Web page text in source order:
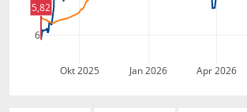
Okt 2025 Jan 2026 Apr 2026
6
5,82